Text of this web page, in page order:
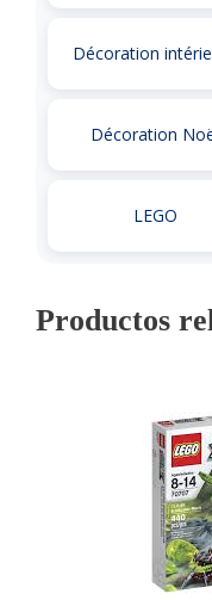
Décoration
Décoration
LEGO
Productos